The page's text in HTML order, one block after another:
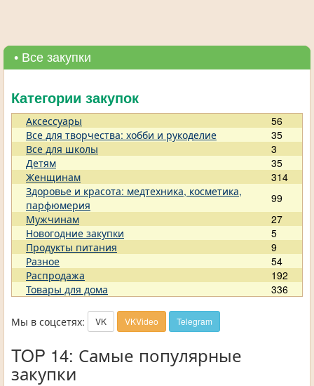
• Все закупки
Категории закупок
Аксессуары
56
Все для творчества: хобби и рукоделие
35
Все для школы
3
Детям
35
Женщинам
314
Здоровье и красота: медтехника, косметика,
парфюмерия
99
Мужчинам
27
Новогодние закупки
5
Продукты питания
9
Разное
54
Распродажа
192
Товары для дома
336
Мы в соцсетях: VK VKVideo Telegram
TOP 14: Самые популярные
закупки